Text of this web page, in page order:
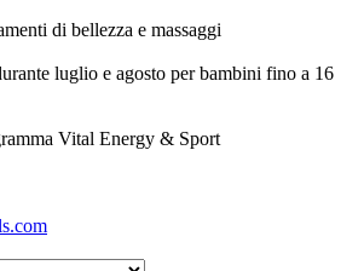
di bellezza e massaggi
luglio e agosto per bambini fino a 16
Vital Energy & Sport